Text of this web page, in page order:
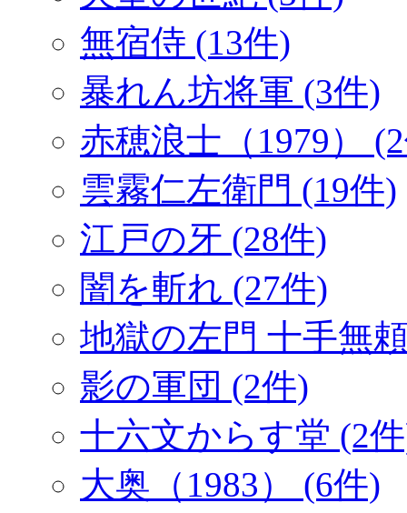
無宿侍 (13件)
暴れん坊将軍 (3件)
赤穂浪士（1979）
雲霧仁左衛門 (19件)
江戸の牙 (28件)
闇を斬れ (27件)
地獄の左門 十手無
影の軍団 (2件)
十六文からす堂 (2
大奥（1983） (6件)